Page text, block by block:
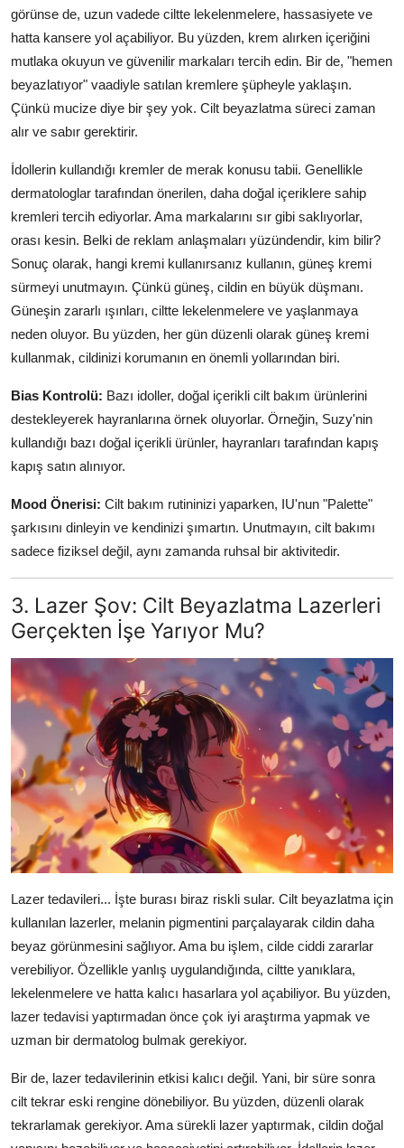
görünse de, uzun vadede ciltte lekelenmelere, hassasiyete ve
hatta kansere yol açabiliyor. Bu yüzden, krem alırken içeriğini
mutlaka okuyun ve güvenilir markaları tercih edin. Bir de, "hemen
beyazlatıyor" vaadiyle satılan kremlere şüpheyle yaklaşın.
Çünkü mucize diye bir şey yok. Cilt beyazlatma süreci zaman
alır ve sabır gerektirir.
İdollerin kullandığı kremler de merak konusu tabii. Genellikle
dermatologlar tarafından önerilen, daha doğal içeriklere sahip
kremleri tercih ediyorlar. Ama markalarını sır gibi saklıyorlar,
orası kesin. Belki de reklam anlaşmaları yüzündendir, kim bilir?
Sonuç olarak, hangi kremi kullanırsanız kullanın, güneş kremi
sürmeyi unutmayın. Çünkü güneş, cildin en büyük düşmanı.
Güneşin zararlı ışınları, ciltte lekelenmelere ve yaşlanmaya
neden oluyor. Bu yüzden, her gün düzenli olarak güneş kremi
kullanmak, cildinizi korumanın en önemli yollarından biri.
Bias Kontrolü: Bazı idoller, doğal içerikli cilt bakım ürünlerini
destekleyerek hayranlarına örnek oluyorlar. Örneğin, Suzy'nin
kullandığı bazı doğal içerikli ürünler, hayranları tarafından kapış
kapış satın alınıyor.
Mood Önerisi: Cilt bakım rutininizi yaparken, IU'nun "Palette"
şarkısını dinleyin ve kendinizi şımartın. Unutmayın, cilt bakımı
sadece fiziksel değil, aynı zamanda ruhsal bir aktivitedir.
3. Lazer Şov: Cilt Beyazlatma Lazerleri
Gerçekten İşe Yarıyor Mu?
Lazer tedavileri... İşte burası biraz riskli sular. Cilt beyazlatma için
kullanılan lazerler, melanin pigmentini parçalayarak cildin daha
beyaz görünmesini sağlıyor. Ama bu işlem, cilde ciddi zararlar
verebiliyor. Özellikle yanlış uygulandığında, ciltte yanıklara,
lekelenmelere ve hatta kalıcı hasarlara yol açabiliyor. Bu yüzden,
lazer tedavisi yaptırmadan önce çok iyi araştırma yapmak ve
uzman bir dermatolog bulmak gerekiyor.
Bir de, lazer tedavilerinin etkisi kalıcı değil. Yani, bir süre sonra
cilt tekrar eski rengine dönebiliyor. Bu yüzden, düzenli olarak
tekrarlamak gerekiyor. Ama sürekli lazer yaptırmak, cildin doğal